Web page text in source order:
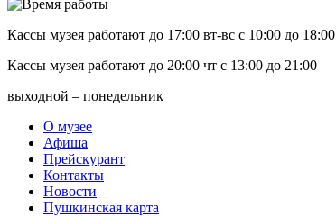
Кассы музея работают до 17:00 вт-вс с 10:00 до 18:00
Кассы музея работают до 20:00 чт с 13:00 до 21:00
выходной – понедельник
О музее
Афиша
Прейскурант
Контакты
Новости
Пушкинская карта